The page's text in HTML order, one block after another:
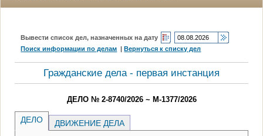
Вывести список дел, назначенных на дату
Поиск информации по делам |Вернуться к списку дел
Гражданские дела - первая инстанция
ДЕЛО № 2-8740/2026 ~ М-1377/2026
ДЕЛО ДВИЖЕНИЕ ДЕЛА